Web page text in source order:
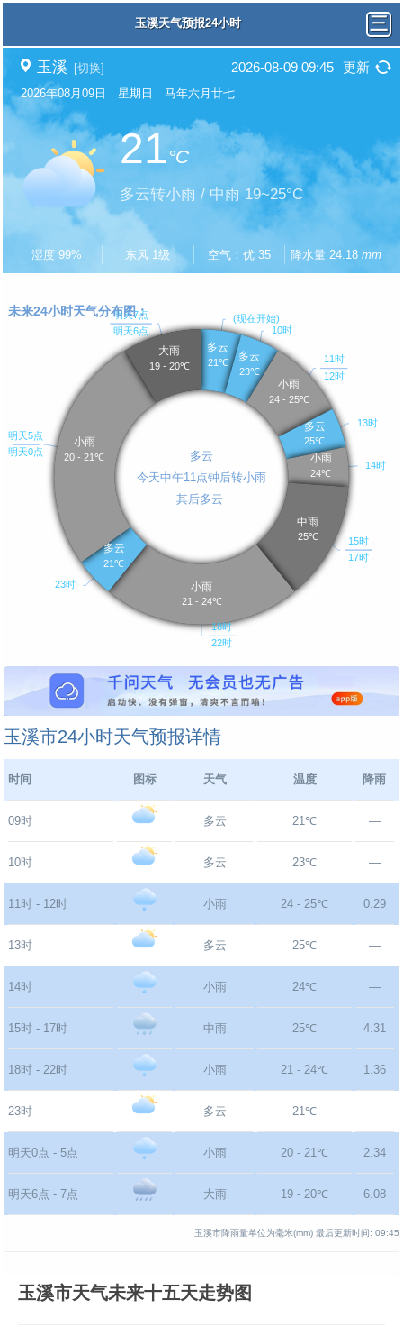
玉溪天气预报24小时
玉溪 [切换] 2026-08-09 09:45 更新
2026年08月09日 星期日 马年六月廿七
21°C
多云转小雨 / 中雨 19~25°C
湿度 99% 东风 1级 空气：优 35 降水量 24.18mm
玉溪市24小时天气预报详情
时间 图标 天气 温度 降雨
09时 多云 21℃ —
10时 多云 23℃ —
11时 - 12时 小雨 24 - 25℃ 0.29
13时 多云 25℃ —
14时 小雨 24℃ —
15时 - 17时 中雨 25℃ 4.31
18时 - 22时 小雨 21 - 24℃ 1.36
23时 多云 21℃ —
明天0点 - 5点 小雨 20 - 21℃ 2.34
明天6点 - 7点 大雨 19 - 20℃ 6.08
玉溪市降雨量单位为毫米(mm) 最后更新时间: 09:45
玉溪市天气未来十五天走势图